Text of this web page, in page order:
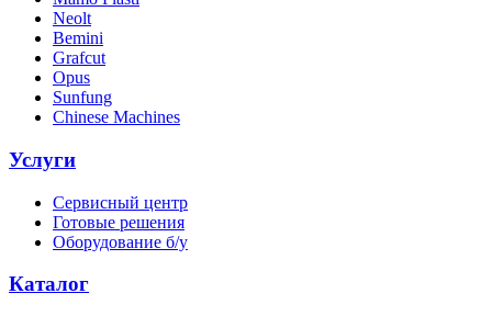
Neolt
Bemini
Grafcut
Opus
Sunfung
Chinese Machines
Услуги
Сервисный центр
Готовые решения
Оборудование б/у
Каталог